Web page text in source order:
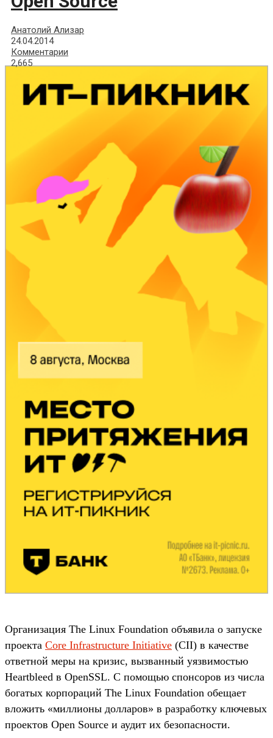
Анатолий Ализар
24.04.2014
Комментарии
2,665
Организация The Linux Foundation объявила о запуске
проекта Core Infrastructure Initiative (CII) в качестве
ответной меры на кризис, вызванный уязвимостью
Heartbleed в OpenSSL. С помощью спонсоров из числа
богатых корпораций The Linux Foundation обещает
вложить «миллионы долларов» в разработку ключевых
проектов Open Source и аудит их безопасности.